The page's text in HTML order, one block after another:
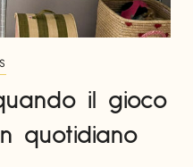
il gioco
quotidiano